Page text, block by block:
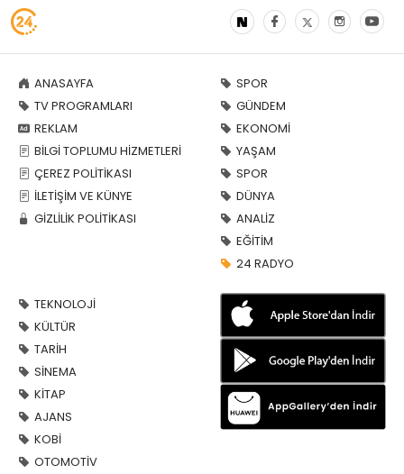
ANASAYFA
TV PROGRAMLARI
REKLAM
BİLGİ TOPLUMU HİZMETLERİ
ÇEREZ POLİTİKASI
İLETİŞİM VE KÜNYE
GİZLİLİK POLİTİKASI
SPOR
GÜNDEM
EKONOMİ
YAŞAM
SPOR
DÜNYA
ANALİZ
EĞİTİM
24 RADYO
TEKNOLOJİ
KÜLTÜR
TARİH
SİNEMA
KİTAP
AJANS
KOBİ
OTOMOTİV